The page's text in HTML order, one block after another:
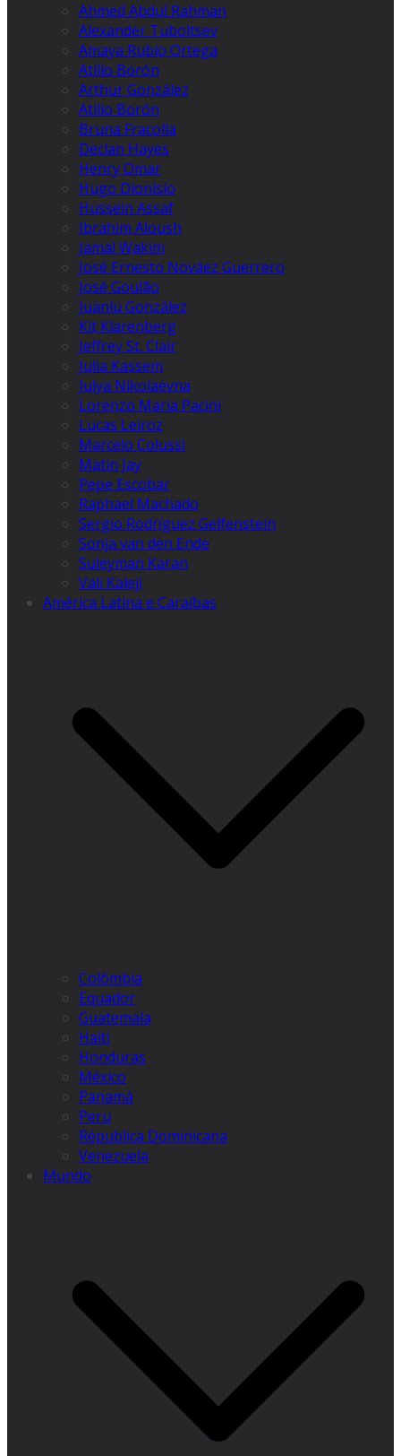
Ahmed Abdul Rahman
Alexander Tuboltsev
Amaya Rubio Ortega
Atilio Borón
Arthur González
Atilio Borón
Bruna Fracolla
Declan Hayes
Henry Omar
Hugo Dionísio
Hussein Assaf
Ibrahim Aloush
Jamal Wakim
José Ernesto Nováez Guerrero
José Goulão
Juanlu González
Kit Klarenberg
Jeffrey St. Clair
Julia Kassem
Julya Nikolaevna
Lorenzo Maria Pacini
Lucas Leiroz
Marcelo Colussi
Matin Jay
Pepe Escobar
Raphael Machado
Sergio Rodríguez Gelfenstein
Sonja van den Ende
Suleyman Karan
Vali Kaleji
América Latina e Caraíbas
Colômbia
Equador
Guatemala
Haiti
Honduras
México
Panamá
Peru
Républica Dominicana
Venezuela
Mundo